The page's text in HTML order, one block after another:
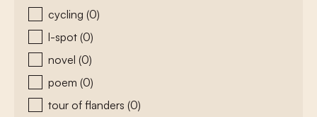
cycling (0)
l-spot (0)
novel (0)
poem (0)
tour of flanders (0)